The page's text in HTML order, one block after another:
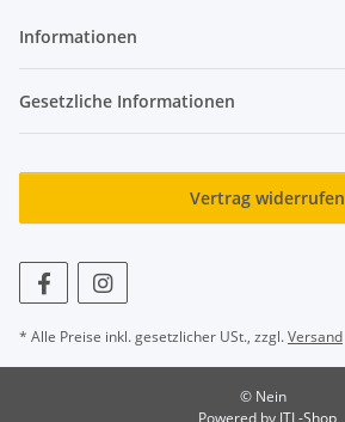
Informationen
Gesetzliche Informationen
Vertrag widerrufen
* Alle Preise inkl. gesetzlicher USt., zzgl.Versand
© Nein